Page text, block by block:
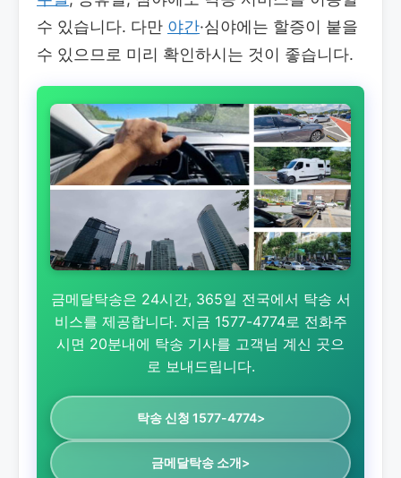
수 있습니다. 다만 야간·심야에는 할증이 붙을
수 있으므로 미리 확인하시는 것이 좋습니다.
금메달탁송은 24시간, 365일 전국에서 탁송 서
비스를 제공합니다. 지금 1577-4774로 전화주
시면 20분내에 탁송 기사를 고객님 계신 곳으
로 보내드립니다.
탁송 신청 1577-4774>
금메달탁송 소개>